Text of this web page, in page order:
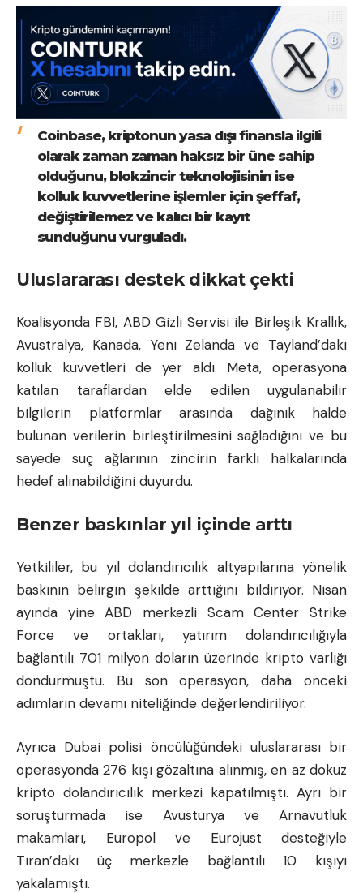
Coinbase, kriptonun yasa dışı finansla ilgili
olarak zaman zaman haksız bir üne sahip
olduğunu, blokzincir teknolojisinin ise
kolluk kuvvetlerine işlemler için şeffaf,
değiştirilemez ve kalıcı bir kayıt
sunduğunu vurguladı.
Uluslararası destek dikkat çekti
Koalisyonda FBI, ABD Gizli Servisi ile Birleşik Krallık,
Avustralya, Kanada, Yeni Zelanda ve Tayland’daki
kolluk kuvvetleri de yer aldı. Meta, operasyona
katılan taraflardan elde edilen uygulanabilir
bilgilerin platformlar arasında dağınık halde
bulunan verilerin birleştirilmesini sağladığını ve bu
sayede suç ağlarının zincirin farklı halkalarında
hedef alınabildiğini duyurdu.
Benzer baskınlar yıl içinde arttı
Yetkililer, bu yıl dolandırıcılık altyapılarına yönelik
baskının belirgin şekilde arttığını bildiriyor. Nisan
ayında yine ABD merkezli Scam Center Strike
Force ve ortakları, yatırım dolandırıcılığıyla
bağlantılı 701 milyon doların üzerinde kripto varlığı
dondurmuştu. Bu son operasyon, daha önceki
adımların devamı niteliğinde değerlendiriliyor.
Ayrıca Dubai polisi öncülüğündeki uluslararası bir
operasyonda 276 kişi gözaltına alınmış, en az dokuz
kripto dolandırıcılık merkezi kapatılmıştı. Ayrı bir
soruşturmada ise Avusturya ve Arnavutluk
makamları, Europol ve Eurojust desteğiyle
Tiran’daki üç merkezle bağlantılı 10 kişiyi
yakalamıştı.